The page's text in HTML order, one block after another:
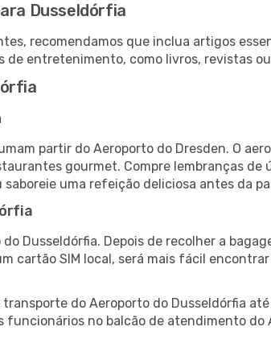
Dusseldórfia
recomendamos que inclua artigos
de entretenimento, como livros, revistas
partir do Aeroporto do Dresden. O
gourmet. Compre lembranças
uma refeição deliciosa antes da
Dusseldórfia. Depois de recolher a
cartão SIM local, será mais fácil
do Aeroporto do Dusseldórfia
no balcão de atendimento do